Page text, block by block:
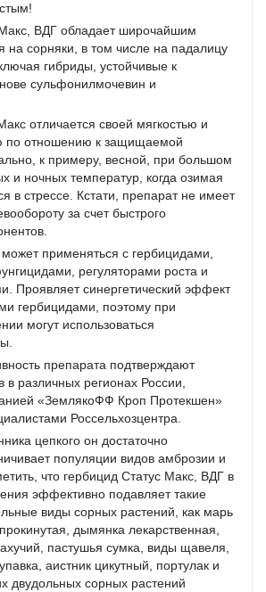
ВДГ обладает широчайшим
на сорняки, в том числе на падалицу
гибриды, устойчивые к
сульфонилмочевин и
отличается своей мягкостью и
по отношению к защищаемой
к примеру, весной, при большом
и ночных температур, когда озимая
в стрессе. Кстати, препарат не имеет
за счет быстрого
применяться с гербицидами,
регуляторами роста и
Проявляет синергетический эффект
гербицидами, поэтому при
могут использоваться
препарата подтверждают
в различных регионах России,
«ЗемлякоФФ Кроп Протекшен»
Россельхозцентра.
цепкого он достаточно
популяции видов амброзии и
что гербицид Статус Макс, ВДГ в
эффективно подавляет такие
виды сорных растений, как марь
дымянка лекарственная,
пастушья сумка, виды щавеля,
аистник цикутный, портулак и
двудольных сорных растений